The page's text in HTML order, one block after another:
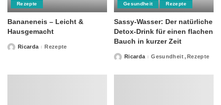
Rezepte
Bananeneis – Leicht &
Hausgemacht
PostedRicarda Rezepte
Gesundheit Rezepte
Sassy-Wasser: Der natürliche
Detox-Drink für einen flachen
Bauch in kurzer Zeit
PostedRicarda Gesundheit Rezepte